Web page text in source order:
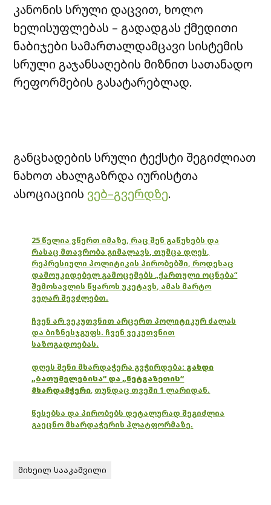
კანონის სრული დაცვით, ხოლო
ხელისუფლებას – გადადგას ქმედითი
ნაბიჯები სამართალდამცავი სისტემის
სრული გაჯანსაღების მიზნით სათანადო
რეფორმების გასატარებლად.
განცხადების სრული ტექსტი შეგიძლიათ
ნახოთ ახალგაზრდა იურისტთა
ასოციაციის ვებ–გვერდზე.
25 წელია ვწერთ იმაზე, რაც შენ გაწუხებს და
რასაც მთავრობა გიმალავს, თუმცა დღეს,
რეპრესიული პოლიტიკის პირობებში, როდესაც
დამოუკიდებელ გამოცემებს „ქართული ოცნება“
შემოსავლის წყაროს უკეტავს, ამას მარტო
ვეღარ შევძლებთ.
ჩვენ არ ვეკუთვნით არცერთ პოლიტიკურ ძალას
და ბიზნესჯგუფს. ჩვენ ვეკუთვნით
საზოგადოებას.
დღეს შენი მხარდაჭერა გვჭირდება: გახდი
„ბათუმელებისა“ და „ნეტგაზეთის“
მხარდამჭერი, თუნდაც თვეში 1 ლარიდან.
წესებსა და პირობებს დეტალურად შეგიძლია
გაეცნო მხარდაჭერის პლატფორმაზე.
მიხეილ სააკაშვილი